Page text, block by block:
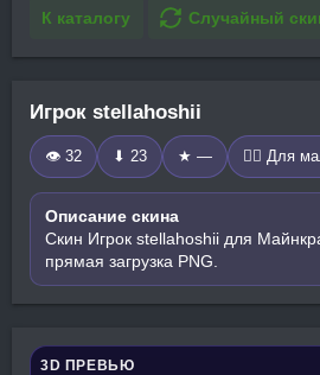
К каталогу Случайный
Игрок stellahoshii
👁 32 ⬇ 23 ★ — 🧍‍♂️ Для
Описание скина
Скин Игрок stellahoshii для
прямая загрузка PNG.
3D ПРЕВЬЮ